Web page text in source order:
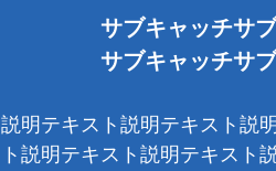
サブキャッチサ
サブキャッチサ
説明テキスト説明テキスト説
ト説明テキスト説明テキスト